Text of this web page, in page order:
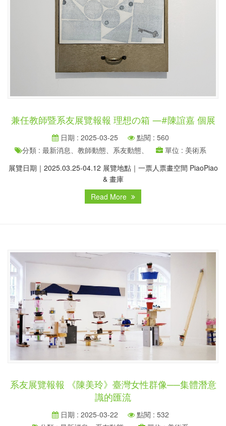
兼任教師暨系友展覽報報 理想の箱 —#陳誼嘉 個展
日期 : 2025-03-25
點閱 : 560
分類 : 最新消息、教師動態、系友動態、
單位 : 美術系
展覽日期｜2025.03.25-04.12 展覽地點｜一票人票畫空間 PiaoPiao
& 畫庫
Read More
系友展覽報報 《陳美玲》臺灣女性群像──集體潛意
識的匯流
日期 : 2025-03-22
點閱 : 532